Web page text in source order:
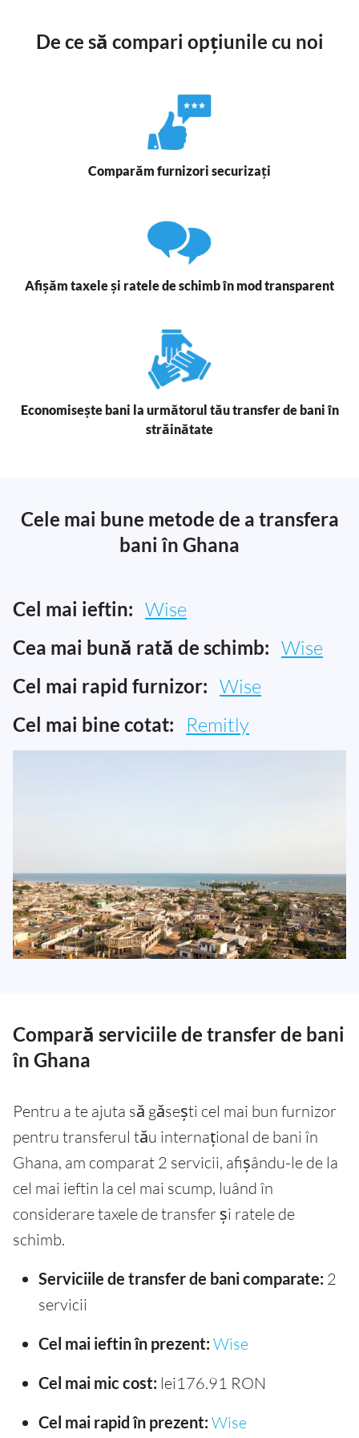
De ce să compari opțiunile cu noi
Comparăm furnizori securizați
Afișăm taxele și ratele de schimb în mod transparent
Economisește bani la următorul tău transfer de bani în
străinătate
Cele mai bune metode de a transfera
bani în Ghana
Cel mai ieftin: Wise
Cea mai bună rată de schimb: Wise
Cel mai rapid furnizor: Wise
Cel mai bine cotat: Remitly
Compară serviciile de transfer de bani
în Ghana
Pentru a te ajuta să găsești cel mai bun furnizor
pentru transferul tău internațional de bani în
Ghana, am comparat 2 servicii, afișându-le de la
cel mai ieftin la cel mai scump, luând în
considerare taxele de transfer și ratele de
schimb.
Serviciile de transfer de bani comparate: 2
servicii
Cel mai ieftin în prezent: Wise
Cel mai mic cost: lei176.91 RON
Cel mai rapid în prezent: Wise